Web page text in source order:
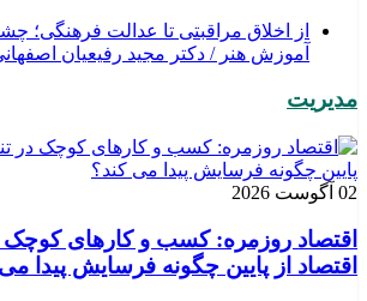
از اخلاق مراقبتی تا عدالت فرهنگی؛
آموزش هنر / دکتر مجید رفیعیان
مدیریت
02 آگوست 2026
اقتصاد روزمره: کسب‌ و کارهای کوچک
اقتصاد از پایین چگونه فرسایش پیدا